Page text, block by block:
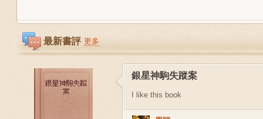
最新書評 更多
銀星神駒失蹤案
I like this book